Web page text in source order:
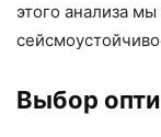
этого анализа
Выбор